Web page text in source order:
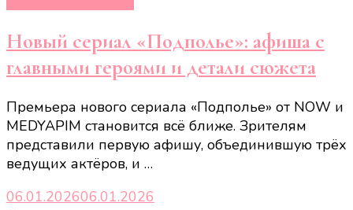
Новый сериал «Подполье»: афиша с
главными героями и детали сюжета
Премьера нового сериала «Подполье» от NOW и
MEDYAPIM становится всё ближе. Зрителям
представили первую афишу, объединившую трёх
ведущих актёров, и …
06.01.202606.01.2026